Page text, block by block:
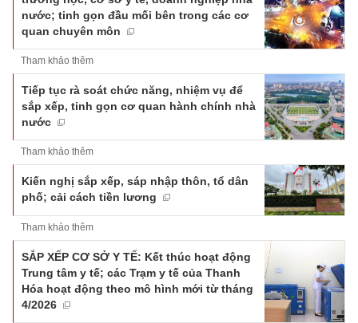
nước; tinh gọn đầu mối bên trong các cơ
quan chuyên môn
Tham khảo thêm
Tiếp tục rà soát chức năng, nhiệm vụ để
sắp xếp, tinh gọn cơ quan hành chính nhà
nước
Tham khảo thêm
Kiến nghị sắp xếp, sáp nhập thôn, tổ dân
phố; cải cách tiền lương
Tham khảo thêm
SẮP XẾP CƠ SỞ Y TẾ: Kết thúc hoạt động
Trung tâm y tế; các Trạm y tế của Thanh
Hóa hoạt động theo mô hình mới từ tháng
4/2026